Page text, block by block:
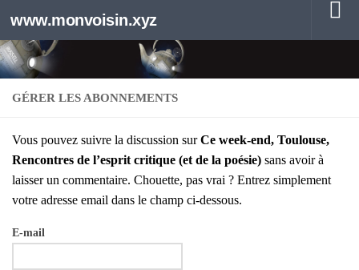
Au dessous du contenu
www.monvoisin.xyz
GÉRER LES ABONNEMENTS
Vous pou­vez suivre la dis­cus­sion surCe week-end, Tou­louse,
Ren­contres de l’es­prit cri­tique (et de la poé­sie) sans avoir à
lais­ser un com­men­taire. Chouette, pas vrai ? Entrez sim­ple­ment
votre adresse email dans le champ ci-des­sous.
E‑mail